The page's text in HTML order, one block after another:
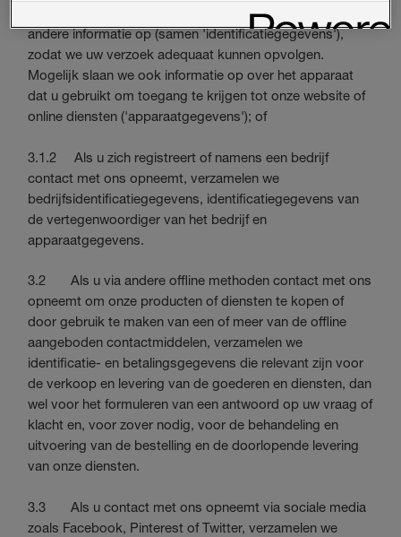
telefoonnummer, adres (of alleen woonplaats) en mogelijk
andere informatie op (samen 'identificatiegegevens'),
zodat we uw verzoek adequaat kunnen opvolgen.
Mogelijk slaan we ook informatie op over het apparaat
dat u gebruikt om toegang te krijgen tot onze website of
online diensten ('apparaatgegevens'); of
3.1.2 Als u zich registreert of namens een bedrijf
contact met ons opneemt, verzamelen we
bedrijfsidentificatiegegevens, identificatiegegevens van
de vertegenwoordiger van het bedrijf en
apparaatgegevens.
3.2 Als u via andere offline methoden contact met ons
opneemt om onze producten of diensten te kopen of
door gebruik te maken van een of meer van de offline
aangeboden contactmiddelen, verzamelen we
identificatie- en betalingsgegevens die relevant zijn voor
de verkoop en levering van de goederen en diensten, dan
wel voor het formuleren van een antwoord op uw vraag of
klacht en, voor zover nodig, voor de behandeling en
uitvoering van de bestelling en de doorlopende levering
van onze diensten.
3.3 Als u contact met ons opneemt via sociale media
zoals Facebook, Pinterest of Twitter, verzamelen we